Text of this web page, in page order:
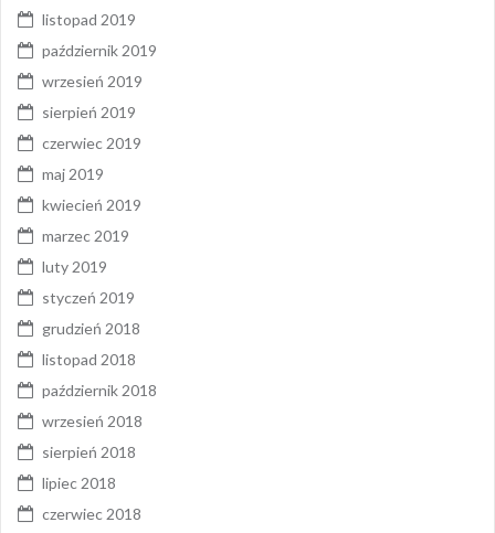
listopad 2019
październik 2019
wrzesień 2019
sierpień 2019
czerwiec 2019
maj 2019
kwiecień 2019
marzec 2019
luty 2019
styczeń 2019
grudzień 2018
listopad 2018
październik 2018
wrzesień 2018
sierpień 2018
lipiec 2018
czerwiec 2018